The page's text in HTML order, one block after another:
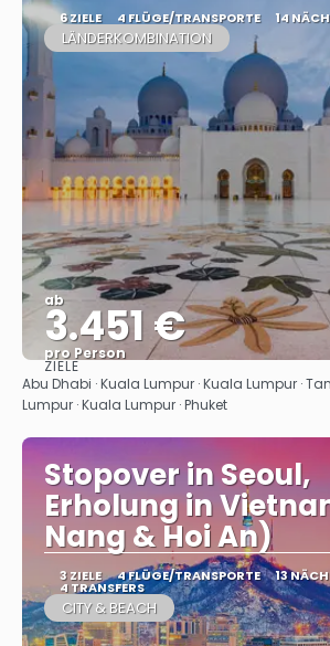
6 ZIELE 4 FLÜGE/TRANSPORTE 14
LÄNDERKOMBINATION
ab
3.451 €
pro Person
Sehen
ZIELE
Abu Dhabi · Kuala Lumpur · Kuala Lumpur ·
Lumpur · Kuala Lumpur · Phuket
Stopover in Seoul,
Erholung in
Nang & Hoi An)
3 ZIELE 4 FLÜGE/TRANSPORTE 13
4 TRANSFERS
CITY & BEACH